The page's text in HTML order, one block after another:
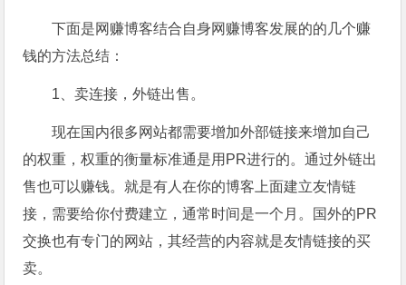
下面是网赚博客结合自身网赚博客发展的的几个赚
钱的方法总结：
1、卖连接，外链出售。
现在国内很多网站都需要增加外部链接来增加自己
的权重，权重的衡量标准通是用PR进行的。通过外链出
售也可以赚钱。就是有人在你的博客上面建立友情链
接，需要给你付费建立，通常时间是一个月。国外的PR
交换也有专门的网站，其经营的内容就是友情链接的买
卖。